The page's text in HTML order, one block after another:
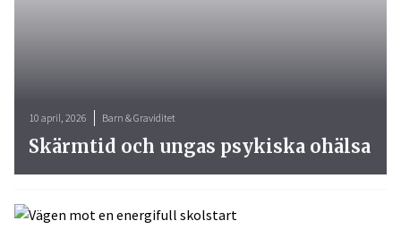
10 april, 2026 Barn & Graviditet
Skärmtid och ungas psykiska ohälsa